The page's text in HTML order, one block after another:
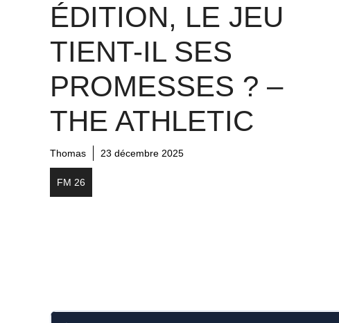
ÉDITION, LE JEU
TIENT-IL SES
PROMESSES ? –
THE ATHLETIC
Thomas 23 décembre 2025
FM 26